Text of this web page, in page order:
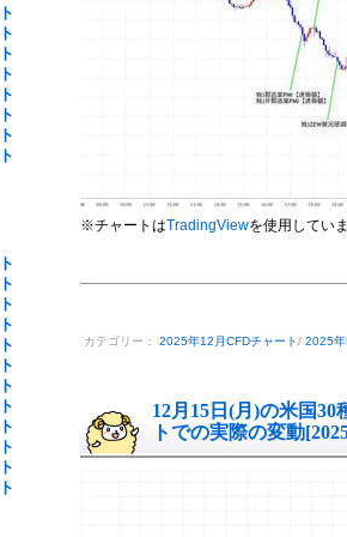
※チャートはTradingViewを使用してい
カテゴリー： 2025年12月CFDチャート/ 2025年
12月15日(月)の米国
トでの実際の変動